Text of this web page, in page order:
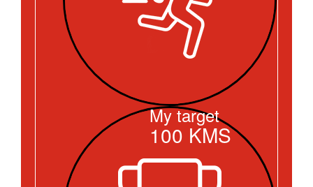
My target
100 KMS